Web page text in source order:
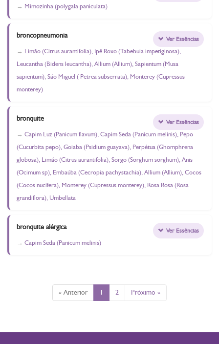
Mimozinha (polygala paniculata)
broncopneumonia
Limão (Citrus aurantifolia), Ipê Roxo (Tabebuia impetiginosa),
Leucantha (Bidens leucantha), Allium (Allium), Sapientum (Musa
sapientum), São Miguel ( Petrea subserrata), Monterey (Cupressus
monterey)
Ver Essências
bronquite
Capim Luz (Panicum flavum), Capim Seda (Panicum melinis), Pepo
(Cucurbita pepo), Goiaba (Psidium guayava), Perpétua (Ghomphrena
globosa), Limão (Citrus aurantifolia), Sorgo (Sorghum sorghum), Anis
(Ocimum sp), Embaúba (Cecropia pachystachia), Allium (Allium), Cocos
(Cocos nucifera), Monterey (Cupressus monterey), Rosa Rosa (Rosa
grandiflora), Umbellata
Ver Essências
bronquite alérgica
Capim Seda (Panicum melinis)
Ver Essências
« Anterior 1 2 Próximo »